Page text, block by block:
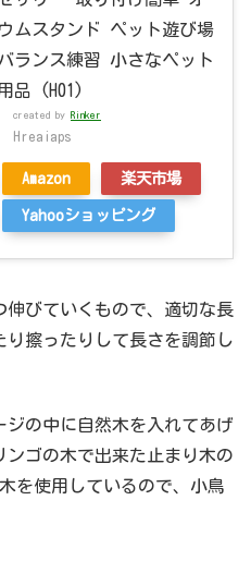
ウムスタンド ペット遊び場
ランス練習 小さなペット
品 (H01)
created by Rinker
Hreaiaps
Amazon 楽天市場
Yahooショッピング
伸びていくもので、適切な長
り擦ったりして長さを調節し
の中に自然木を入れてあげ
ゴの木で出来た止まり木の
を使用しているので、小鳥